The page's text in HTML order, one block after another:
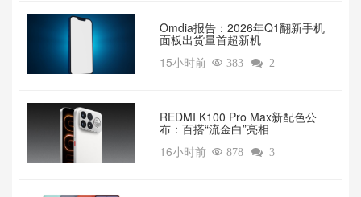
Omdia报告：2026年Q1翻新手机
面板出货量首超新机
15小时前  383  2
REDMI K100 Pro Max新配色公
布：百搭“流金白”亮相
16小时前  878  3